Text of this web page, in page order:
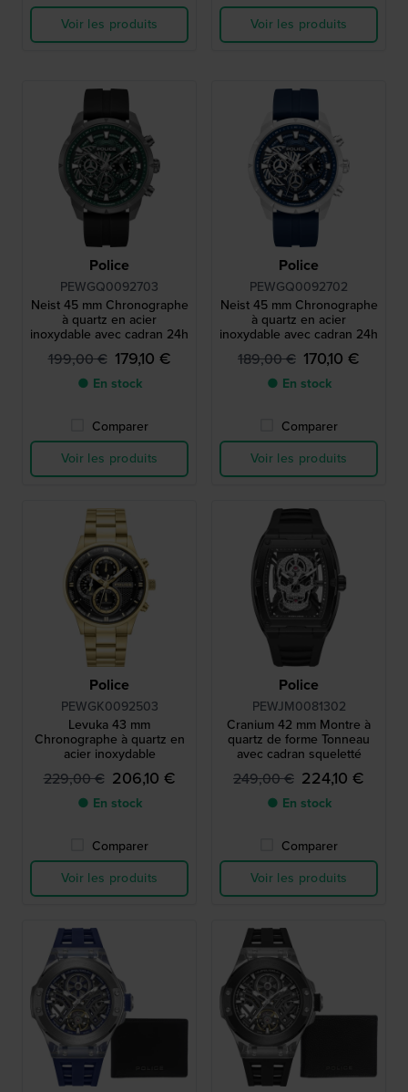
Voir les produits
Voir les produits
Police
PEWGQ0092703
Neist 45 mm Chronographe
à quartz en acier
inoxydable avec cadran 24h
199,00 € 179,10 €
● En stock
Comparer
Voir les produits
Police
PEWGQ0092702
Neist 45 mm Chronographe
à quartz en acier
inoxydable avec cadran 24h
189,00 € 170,10 €
● En stock
Comparer
Voir les produits
Police
PEWGK0092503
Levuka 43 mm
Chronographe à quartz en
acier inoxydable
229,00 € 206,10 €
● En stock
Comparer
Voir les produits
Police
PEWJM0081302
Cranium 42 mm Montre à
quartz de forme Tonneau
avec cadran squeletté
249,00 € 224,10 €
● En stock
Comparer
Voir les produits